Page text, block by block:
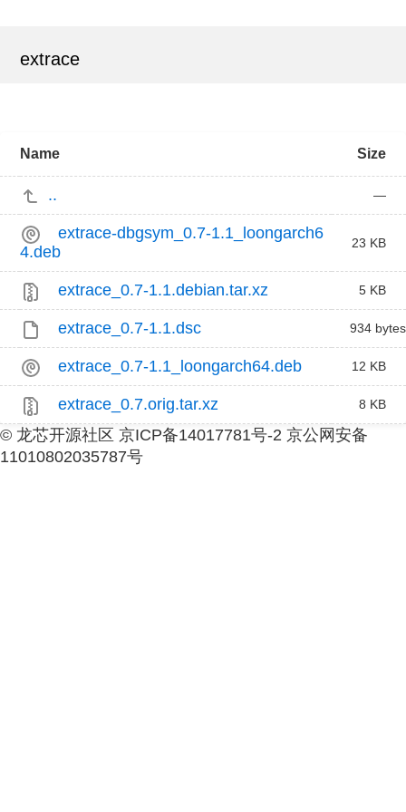
extrace
Name Size
.. —
extrace-dbgsym_0.7-1.1_loongarch6
4.deb
23 KB
extrace_0.7-1.1.debian.tar.xz 5 KB
extrace_0.7-1.1.dsc 934 bytes
extrace_0.7-1.1_loongarch64.deb 12 KB
extrace_0.7.orig.tar.xz 8 KB
© 龙芯开源社区 京ICP备14017781号-2 京公网安备
11010802035787号